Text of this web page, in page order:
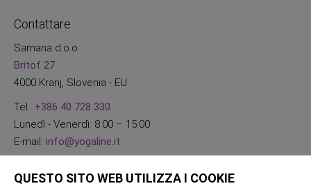
Contattare
Samana d.o.o.
Britof 27
4000 Kranj, Slovenia - EU
Tel.: +386 40 728 330
Lunedì - Venerdì: 8:00 – 15:00
E-mail: info@yogaline.it
QUESTO SITO WEB UTILIZZA I COOKIE